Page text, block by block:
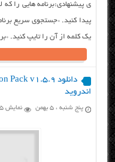
ی پیشنهادی:برنامه هایی را
پیدا کنید. *جستجوی سریع
یک کلمه از آن را تایپ کنید.
اندروید
پنج شنبه ، ۵ بهمن نمایش 1,355